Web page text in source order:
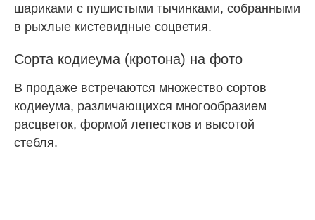
шариками с пушистыми тычинками, собранными
в рыхлые кистевидные соцветия.
Сорта кодиеума (кротона) на фото
В продаже встречаются множество сортов
кодиеума, различающихся многообразием
расцветок, формой лепестков и высотой
стебля.